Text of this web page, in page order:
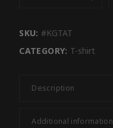
SKU:#KGTAT
CATEGORY: T-shirt
Description
Additional information